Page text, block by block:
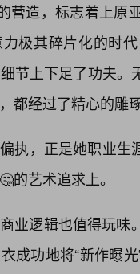
营造，标志着上
极其碎片化的时
节上下足了功夫
都经过了精心的雕
执，正是她职业
的艺术追求上。
业逻辑也值得玩味
成功地将“新作曝